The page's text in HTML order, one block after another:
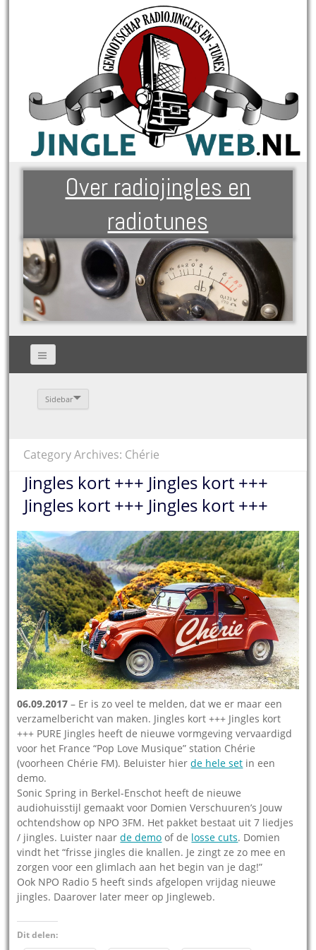
Over radiojingles en
radiotunes
Sidebar
Category Archives: Chérie
Jingles kort +++ Jingles kort +++
Jingles kort +++ Jingles kort +++
06.09.2017 – Er is zo veel te melden, dat we er maar een
verzamelbericht van maken. Jingles kort +++ Jingles kort
+++ PURE Jingles heeft de nieuwe vormgeving vervaardigd
voor het France “Pop Love Musique” station Chérie
(voorheen Chérie FM). Beluister hierde hele set in een
demo.
Sonic Spring in Berkel-Enschot heeft de nieuwe
audiohuisstijl gemaakt voor Domien Verschuuren’s Jouw
ochtendshow op NPO 3FM. Het pakket bestaat uit 7 liedjes
/ jingles. Luister naarde demo of de losse cuts. Domien
vindt het “frisse jingles die knallen. Je zingt ze zo mee en
zorgen voor een glimlach aan het begin van je dag!”
Ook NPO Radio 5 heeft sinds afgelopen vrijdag nieuwe
jingles. Daarover later meer op Jingleweb.
Dit delen: